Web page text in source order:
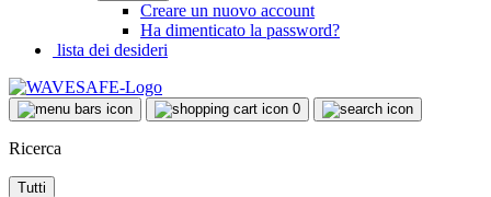
Creare un nuovo account
Ha dimenticato la password?
lista dei desideri
0
Ricerca
Tutti